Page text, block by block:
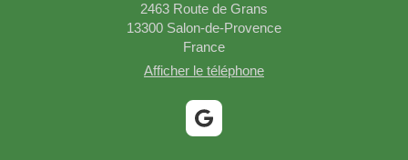
2463 Route de Grans
13300 Salon-de-Provence
France
Afficher le téléphone